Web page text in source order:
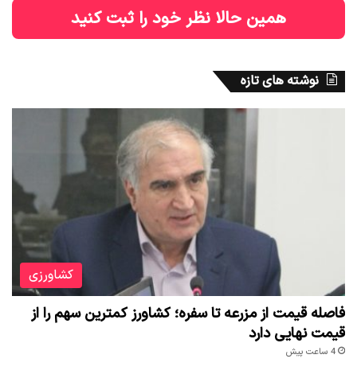
همین حالا نظر خود را ثبت کنید
نوشته های تازه
کشاورزی
فاصله قیمت از مزرعه تا سفره؛ کشاورز کمترین سهم را از
قیمت نهایی دارد
4 ساعت پیش